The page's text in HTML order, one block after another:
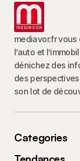
mediavor.fr vous
l’auto et
dénichez des
des
son lot de
Categories